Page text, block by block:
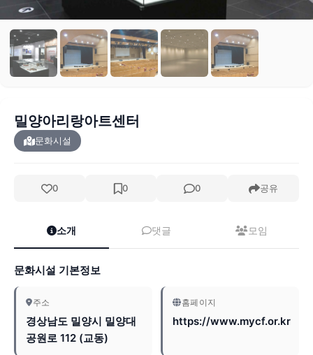
밀양아리랑아트센터
문화시설
0 0 0 공유
소개 댓글 모임
문화시설 기본정보
주소
경상남도 밀양시 밀양대
공원로 112 (교동)
홈페이지
https://www.mycf.or.kr